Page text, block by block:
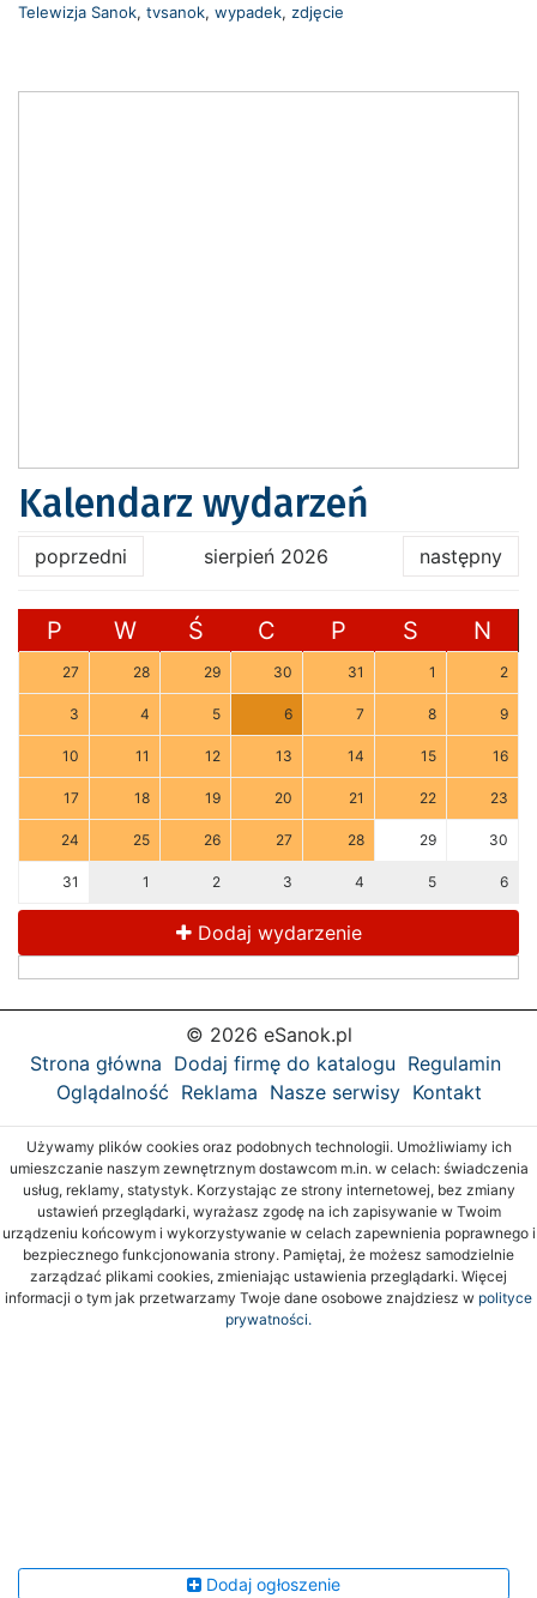
Telewizja Sanok, tvsanok, wypadek, zdjęcie
Kalendarz wydarzeń
poprzedni sierpień 2026 następny
P W Ś C P S N
27 28 29 30 31 1 2
3 4 5 6 7 8 9
10 11 12 13 14 15 16
17 18 19 20 21 22 23
24 25 26 27 28 29 30
31 1 2 3 4 5 6
Dodaj wydarzenie
© 2026 eSanok.pl
Strona główna Dodaj firmę do katalogu Regulamin
Oglądalność Reklama Nasze serwisy Kontakt
Używamy plików cookies oraz podobnych technologii. Umożliwiamy ich
umieszczanie naszym zewnętrznym dostawcom m.in. w celach: świadczenia
usług, reklamy, statystyk. Korzystając ze strony internetowej, bez zmiany
ustawień przeglądarki, wyrażasz zgodę na ich zapisywanie w Twoim
urządzeniu końcowym i wykorzystywanie w celach zapewnienia poprawnego i
bezpiecznego funkcjonowania strony. Pamiętaj, że możesz samodzielnie
zarządzać plikami cookies, zmieniając ustawienia przeglądarki. Więcej
informacji o tym jak przetwarzamy Twoje dane osobowe znajdziesz w polityce
prywatności.
Dodaj ogłoszenie